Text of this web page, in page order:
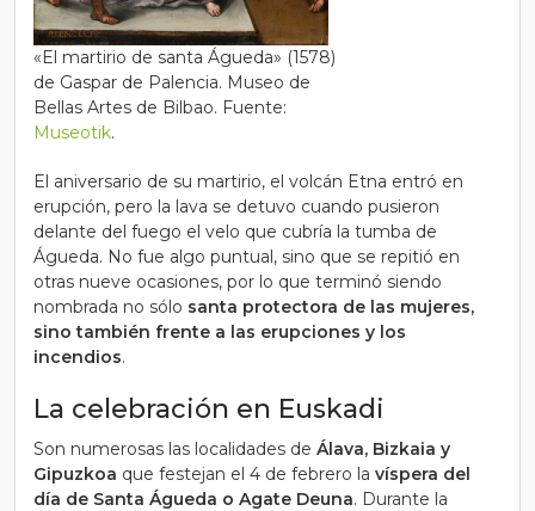
«El martirio de santa Águeda» (1578)
de Gaspar de Palencia. Museo de
Bellas Artes de Bilbao. Fuente:
Museotik.
El aniversario de su martirio, el volcán Etna entró en
erupción, pero la lava se detuvo cuando pusieron
delante del fuego el velo que cubría la tumba de
Águeda. No fue algo puntual, sino que se repitió en
otras nueve ocasiones, por lo que terminó siendo
nombrada no sólo santa protectora de las mujeres,
sino también frente a las erupciones y los
incendios.
La celebración en Euskadi
Son numerosas las localidades de Álava, Bizkaia y
Gipuzkoa que festejan el 4 de febrero la víspera del
día de Santa Águeda o Agate Deuna. Durante la